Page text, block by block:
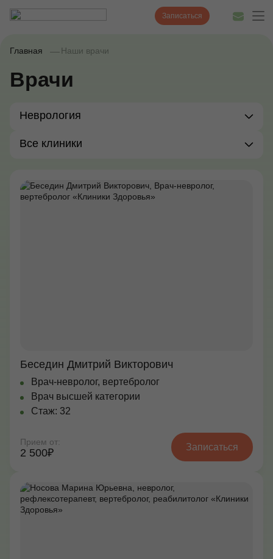
Оплата онлайн
Max
Диагностика
Лечение
Наши врачи
Акции и скидки
Записаться
Главная Наши врачи
Врачи
Неврология
Все клиники
Беседин Дмитрий Викторович
Врач-невролог, вертебролог
Врач высшей категории
Стаж: 32
Прием от:
2 500₽ Записаться